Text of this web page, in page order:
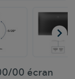

00 écran